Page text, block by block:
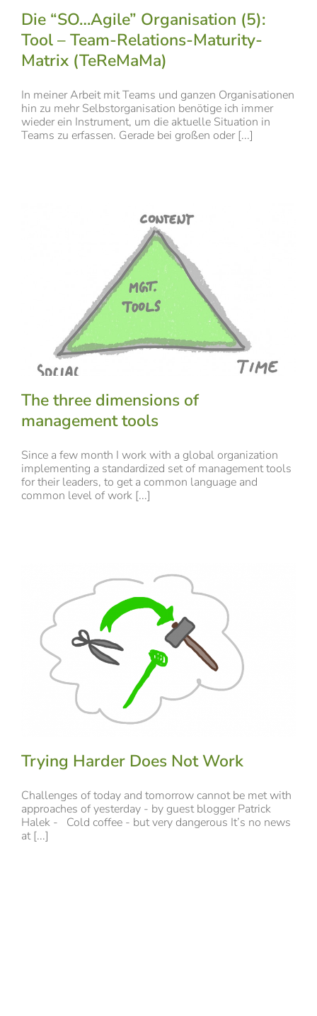
Die “SO…Agile” Organisation (5):
Tool – Team-Relations-Maturity-
Matrix (TeReMaMa)
In meiner Arbeit mit Teams und ganzen Organisationen
hin zu mehr Selbstorganisation benötige ich immer
wieder ein Instrument, um die aktuelle Situation in
Teams zu erfassen. Gerade bei großen oder [...]
The three dimensions of
management tools
Since a few month I work with a global organization
implementing a standardized set of management tools
for their leaders, to get a common language and
common level of work [...]
Trying Harder Does Not Work
Challenges of today and tomorrow cannot be met with
approaches of yesterday - by guest blogger Patrick
Halek - Cold coffee - but very dangerous It’s no news
at [...]